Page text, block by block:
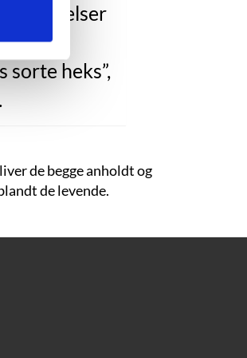
følelser
mig.”
sorte heks”,
de begge anholdt og
de levende.